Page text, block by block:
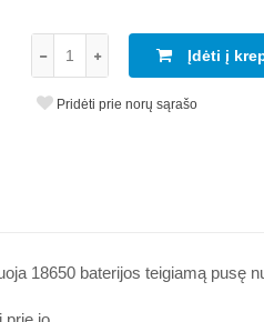
Įdėti į
Pridėti prie norų sąrašo
18650 baterijos teigiamą pusę